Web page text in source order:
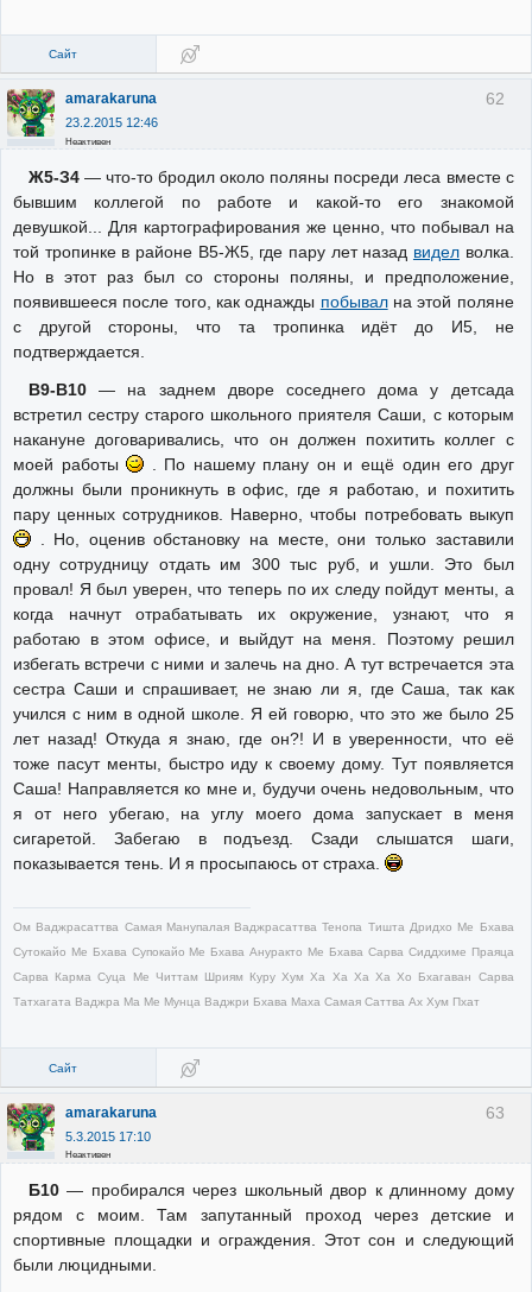
Сайт
62
amarakaruna
23.2.2015 12:46
Неактивен
Ж5-З4— что-то бродил около поляны посреди леса вместе с
бывшим коллегой по работе и какой-то его знакомой
девушкой... Для картографирования же ценно, что побывал на
той тропинке в районе В5-Ж5, где пару лет назад виделволка.
Но в этот раз был со стороны поляны, и предположение,
появившееся после того, как однажды побывална этой поляне
с другой стороны, что та тропинка идёт до И5, не
подтверждается.
В9-В10— на заднем дворе соседнего дома у детсада
встретил сестру старого школьного приятеля Саши, с которым
накануне договаривались, что он должен похитить коллег с
моей работы
. По нашему плану он и ещё один его друг
должны были проникнуть в офис, где я работаю, и похитить
пару ценных сотрудников. Наверно, чтобы потребовать выкуп
. Но, оценив обстановку на месте, они только заставили
одну сотрудницу отдать им 300 тыс руб, и ушли. Это был
провал! Я был уверен, что теперь по их следу пойдут менты, а
когда начнут отрабатывать их окружение, узнают, что я
работаю в этом офисе, и выйдут на меня. Поэтому решил
избегать встречи с ними и залечь на дно. А тут встречается эта
сестра Саши и спрашивает, не знаю ли я, где Саша, так как
учился с ним в одной школе. Я ей говорю, что это же было 25
лет назад! Откуда я знаю, где он?! И в уверенности, что её
тоже пасут менты, быстро иду к своему дому. Тут появляется
Саша! Направляется ко мне и, будучи очень недовольным, что
я от него убегаю, на углу моего дома запускает в меня
сигаретой. Забегаю в подъезд. Сзади слышатся шаги,
показывается тень. И я просыпаюсь от страха.
Ом Ваджрасаттва Самая Манупалая Ваджрасаттва Тенопа Тишта Дридхо Ме Бхава
Сутокайо Ме Бхава Супокайо Ме Бхава Ануракто Ме Бхава Сарва Сиддхиме Праяца
Сарва Карма Суца Ме Читтам Шриям Куру Хум Ха Ха Ха Ха Хо Бхагаван Сарва
Татхагата Ваджра Ма Ме Мунца Ваджри Бхава Маха Самая Саттва Ах Хум Пхат
Сайт
63
amarakaruna
5.3.2015 17:10
Неактивен
Б10— пробирался через школьный двор к длинному дому
рядом с моим. Там запутанный проход через детские и
спортивные площадки и ограждения. Этот сон и следующий
были люцидными.